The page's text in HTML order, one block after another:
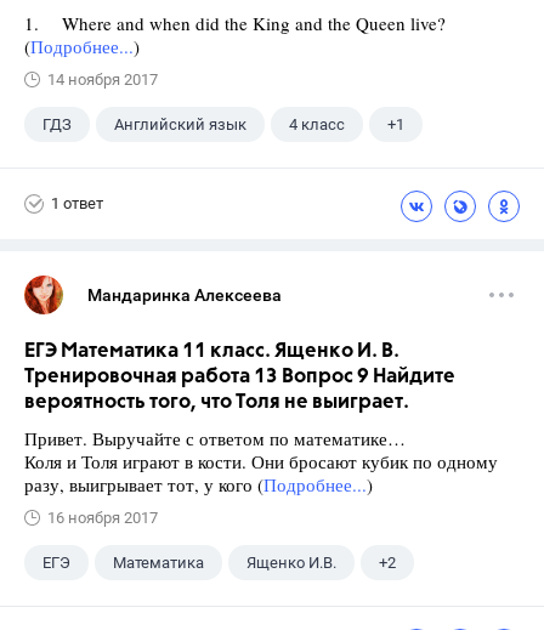
1. Where and when did the King and the Queen live?
(Подробнее...)
14 ноября 2017
ГДЗ Английский язык 4 класс +1
1 ответ
Мандаринка Алексеева
ЕГЭ Математика 11 класс. Ященко И. В.
Тренировочная работа 13 Вопрос 9 Найдите
вероятность того, что Толя не выиграет.
Привет. Выручайте с ответом по математике…
Коля и Толя играют в кости. Они бросают кубик по одному
разу, выигрывает тот, у кого (Подробнее...)
16 ноября 2017
ЕГЭ Математика Ященко И.В. +2